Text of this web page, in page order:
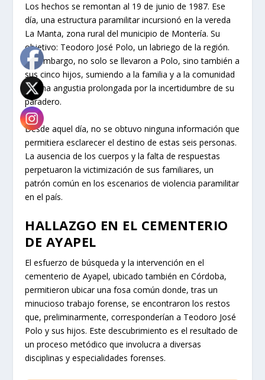
Los hechos se remontan al 19 de junio de 1987. Ese
día, una estructura paramilitar incursionó en la vereda
La Manta, zona rural del municipio de Montería. Su
objetivo: Teodoro José Polo, un labriego de la región.
Sin embargo, no solo se llevaron a Polo, sino también a
sus cinco hijos, sumiendo a la familia y a la comunidad
en una angustia prolongada por la incertidumbre de su
paradero.
Desde aquel día, no se obtuvo ninguna información que
permitiera esclarecer el destino de estas seis personas.
La ausencia de los cuerpos y la falta de respuestas
perpetuaron la victimización de sus familiares, un
patrón común en los escenarios de violencia paramilitar
en el país.
HALLAZGO EN EL CEMENTERIO
DE AYAPEL
El esfuerzo de búsqueda y la intervención en el
cementerio de Ayapel, ubicado también en Córdoba,
permitieron ubicar una fosa común donde, tras un
minucioso trabajo forense, se encontraron los restos
que, preliminarmente, corresponderían a Teodoro José
Polo y sus hijos. Este descubrimiento es el resultado de
un proceso metódico que involucra a diversas
disciplinas y especialidades forenses.